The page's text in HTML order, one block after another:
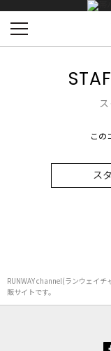
この
ス
RUNWAY channel(ランウェイチ
販サイトです。